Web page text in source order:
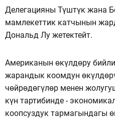
Делегацияны Түштүк жана
мамлекеттик катчынын
Дональд Лу жетектейт.
Американын өкүлдөру
жарандык коомдун
чөйрөдөгүлөр менен
күн тартибинде -
коопсуздук тармагындагы